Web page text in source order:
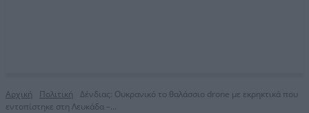
Αρχική Πολιτική
Δένδιας: Ουκρανικό το θαλάσσιο drone με εκρηκτικά που
εντοπίστηκε στη Λευκάδα –...